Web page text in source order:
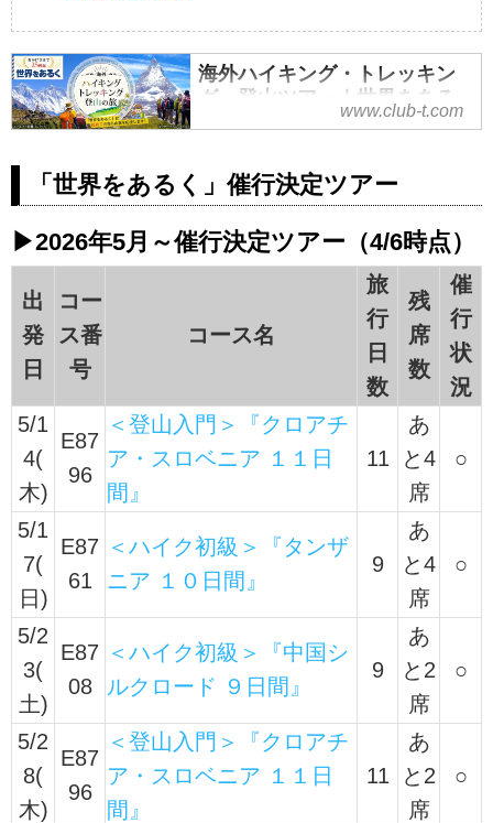
海外ハイキング・トレッキン
グ・登山ツアー｜世界をある
く│クラブツーリズム
く】海外ハイキング・トレッキン
グ・登山の旅・ツアー特集！海外
の雄大な山々を一緒に歩いてみま
せんか？気軽なハイキングから、
山小屋泊まりの本格的トレッキン
グまで多数のプランをご用意して
おります。
www.club-t.com
「世界をあるく」催行決定ツアー
▶2026年5月～催行決定ツアー（4/6時点）
出
発
日
コー
ス番
号
コース名
旅
行
日
数
残
席
数
催
行
状
況
5/1
4(
木)
E87
96
＜登山入門＞『クロアチ
ア・スロベニア １１日
間』
11
あ
と4
席
○
5/1
7(
日)
E87
61
＜ハイク初級＞『タンザ
ニア １０日間』
9
あ
と4
席
○
5/2
3(
土)
E87
08
＜ハイク初級＞『中国シ
ルクロード ９日間』
9
あ
と2
席
○
5/2
8(
木)
E87
96
＜登山入門＞『クロアチ
ア・スロベニア １１日
間』
11
あ
と2
席
○